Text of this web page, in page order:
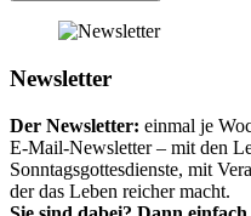
Newsletter
Der Newsletter: einmal je
E-Mail-Newsletter – mit den
Sonntagsgottesdienste, mit
der das Leben reicher macht.